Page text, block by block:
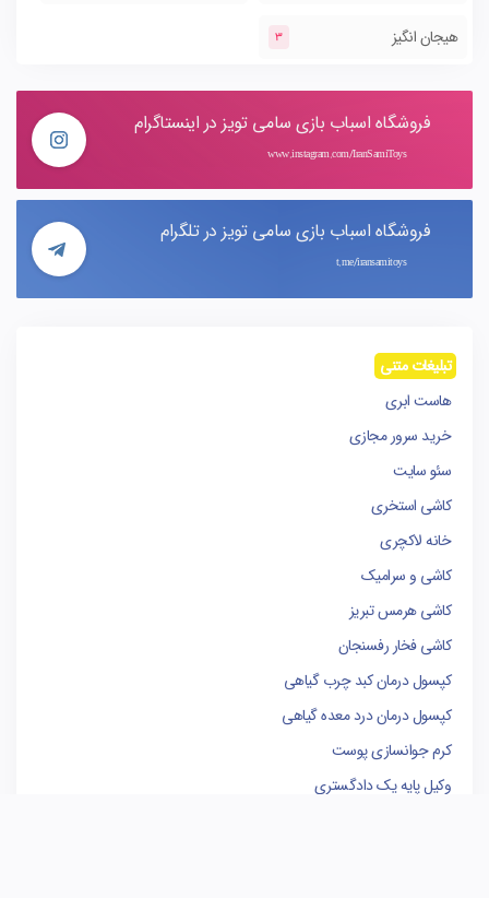
هیجان انگیز 3
فروشگاه اسباب بازی سامی تویز در اینستاگرام
www.instagram.com/IranSamiToys
فروشگاه اسباب بازی سامی تویز در تلگرام
t.me/iransamitoys
تبلیغات متنی
هاست ابری
خرید سرور مجازی
سئو سایت
کاشی استخری
خانه لاکچری
کاشی و سرامیک
کاشی هرمس تبریز
کاشی فخار رفسنجان
کپسول درمان کبد چرب گیاهی
کپسول درمان درد معده گیاهی
کرم جوانسازی پوست
وکیل پایه یک دادگستری